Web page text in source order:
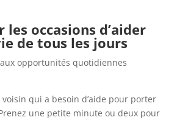
occasions d’aider
de tous les jours
opportunités quotidiennes
voisin qui a besoin d’aide pour porter
une petite minute ou deux pour